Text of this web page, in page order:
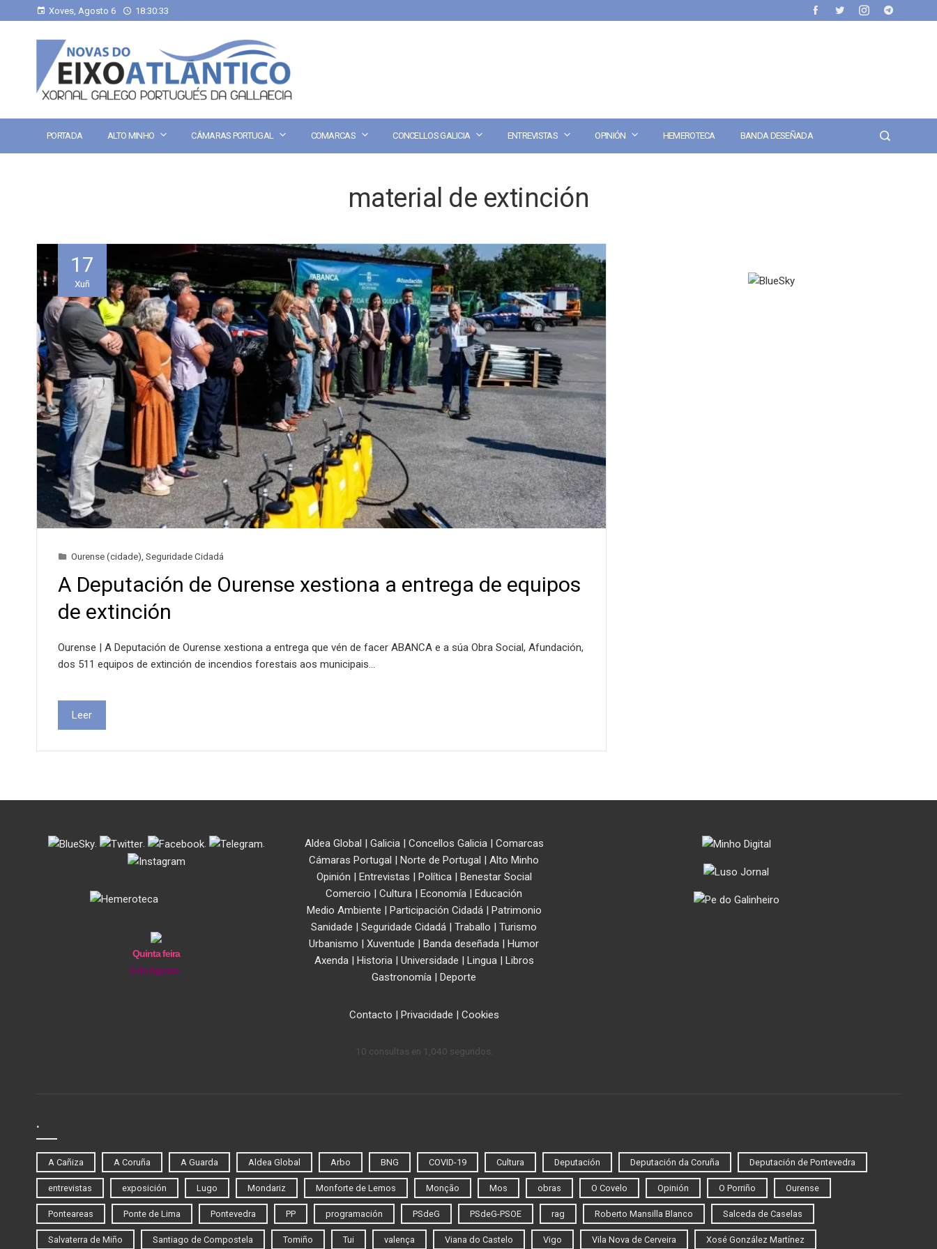
Xoves, Agosto 6 18:30:33
PORTADA ALTO MINHO CÁMARAS PORTUGAL COMARCAS CONCELLOS GALICIA ENTREVISTAS OPINIÓN HEMEROTECA BANDA DESEÑADA
material de extinción
17
Xuñ
Ourense (cidade) Seguridade Cidadá
A Deputación de Ourense xestiona a entrega de equipos
de extinción
Ourense | A Deputación de Ourense xestiona a entrega que vén de facer ABANCA e a súa Obra Social, Afundación,
dos 511 equipos de extinción de incendios forestais aos municipais…
Leer
. . . .
Quinta feira
6 de Agosto
Aldea Global | Galicia| Concellos Galicia| Comarcas
Cámaras Portugal | Norte de Portugal | Alto Minho
Opinión | Entrevistas | Política| Benestar Social
Comercio | Cultura | Economía | Educación
Medio Ambiente | Participación Cidadá| Patrimonio
Sanidade | Seguridade Cidadá | Traballo | Turismo
Urbanismo | Xuventude | Banda deseñada | Humor
Axenda| Historia| Universidade | Lingua| Libros
Gastronomía | Deporte
Contacto | Privacidade | Cookies
10 consultas en 1,040 segundos.
.
A Cañiza A Coruña A Guarda Aldea Global Arbo BNG COVID-19 Cultura Deputación Deputación da Coruña Deputación de Pontevedra
entrevistas exposición Lugo Mondariz Monforte de Lemos Monção Mos obras O Covelo Opinión O Porriño Ourense
Ponteareas Ponte de Lima Pontevedra PP programación PSdeG PSdeG-PSOE rag Roberto Mansilla Blanco Salceda de Caselas
Salvaterra de Miño Santiago de Compostela Tomiño Tui valença Viana do Castelo Vigo Vila Nova de Cerveira Xosé González Martínez